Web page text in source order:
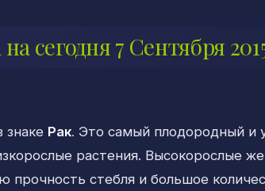
сегодня 7 Сентября
знаке Рак. Это самый плодородный и
растения. Высокорослые
стебля и большое